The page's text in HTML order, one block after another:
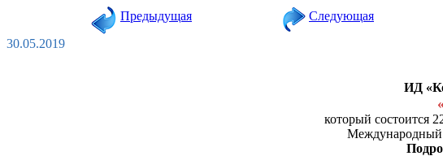
Предыдущая
Следующая
30.05.2019
ИД
который состоится
Международный